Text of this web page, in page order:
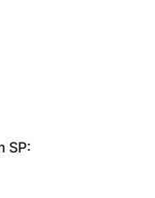
SP: